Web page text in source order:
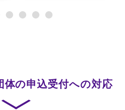
体の申込受付への対応